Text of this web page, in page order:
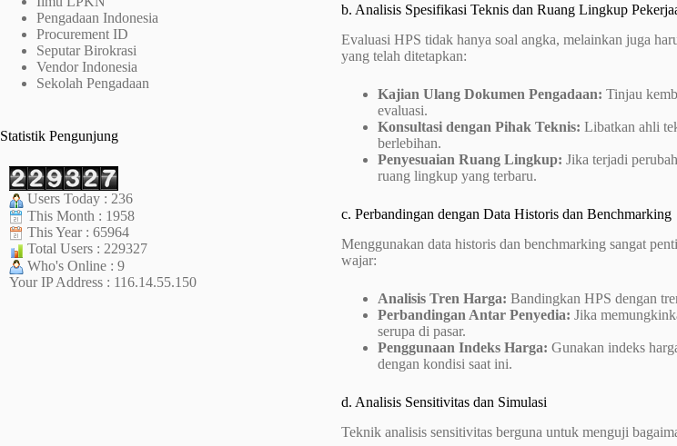
b. Analisis Spesifikasi Teknis dan Ruang Lingkup
Evaluasi HPS tidak hanya soal angka, melainkan juga
yang telah ditetapkan:
Kajian Ulang Dokumen Pengadaan: Tinjau
evaluasi.
Konsultasi dengan Pihak Teknis: Libatkan ahli
berlebihan.
Penyesuaian Ruang Lingkup: Jika terjadi
ruang lingkup yang terbaru.
c. Perbandingan dengan Data Historis dan Benchmarking
Menggunakan data historis dan benchmarking sangat
wajar:
Analisis Tren Harga: Bandingkan HPS dengan
Perbandingan Antar Penyedia: Jika
serupa di pasar.
Penggunaan Indeks Harga: Gunakan indeks
dengan kondisi saat ini.
d. Analisis Sensitivitas dan Simulasi
Teknik analisis sensitivitas berguna untuk menguji
Pengadaan Indonesia
Procurement ID
Seputar Birokrasi
Vendor Indonesia
Sekolah Pengadaan
Statistik Pengunjung
Users Today : 236
This Month : 1958
This Year : 65964
Total Users : 229327
Who's Online : 9
Your IP Address : 116.14.55.150